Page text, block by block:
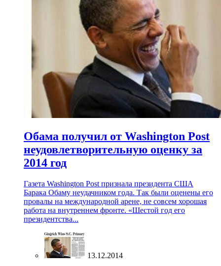
Обама получил от Washington Post
неудовлетворительную оценку за
2014 год
Газета Washington Post признала президента США
Барака Обаму неудачником года. Так были оценены его
провалы на международной арене, не совсем хорошая
работа на внутреннем фронте. «Шестой год его
президентства...
13.12.2014